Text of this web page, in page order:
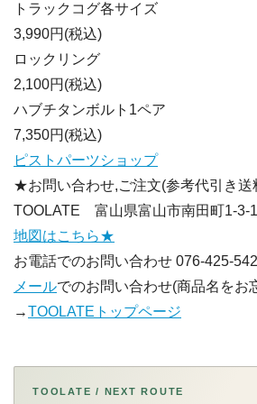
トラックコグ各サイズ
3,990円(税込)
ロックリング
2,100円(税込)
ハブチタンボルト1ペア
7,350円(税込)
ピストパーツショップ
★お問い合わせ,ご注文(参考代引き
TOOLATE 富山県富山市南田町1-3-
地図はこちら★
お電話でのお問い合わせ 076-425-
メールでのお問い合わせ(商品名をお
→TOOLATEトップページ
TOOLATE / NEXT ROUTE